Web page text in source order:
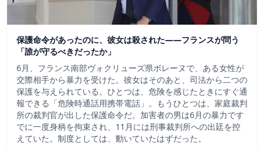
保護命令があったのに、彼女は殺された――フランスが問う
「誰が守るべきだったか」
6月、フランス南部ヴォクリューズ県ボレーヌで、ある女性が
交際相手から暴力を受けた。彼女はそのあと、司法から二つの
保護を与えられている。ひとつは、危険を感じたときにすぐ通
報できる「危険時通話用携帯電話」。もうひとつは、家庭裁判
所の裁判官が出した保護命令だ。加害者の男は6月の暴力です
でに一度身柄を拘束され、11月には刑事裁判所への出廷を控
えていた。制度としては、動いていたはずだった。